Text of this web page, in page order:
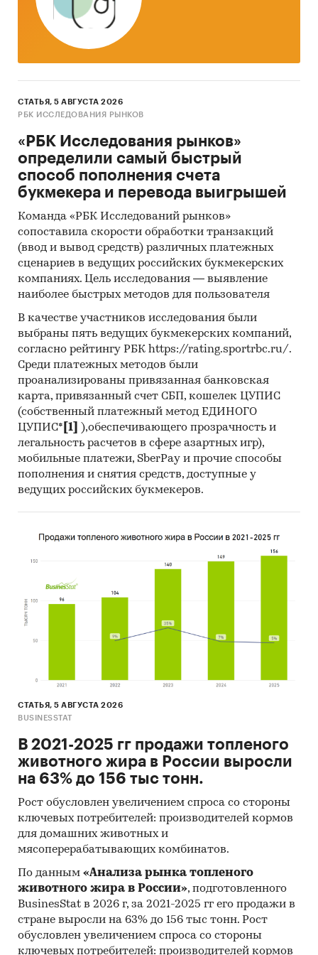
Тор-20 регионов РФ по темпу прироста к
аналогичному периоду предыдущего года.
2. Данные по потребительским ценам на
ткани хлопчатобумажные бельевые в
разрезе федеральных округов
Динамика цены в актуальном месяце по
федеральным округам, 2017-2025
Темпы прироста цены в актуальном месяце
аналогичному периоду предыдущего года
по федеральным округам, 2017-2025
Динамика средней цены по кварталам 2024-
2025 в разрезе федеральных округов
Динамика цены по месяцам 2025 года в
разрезе федеральных округов
Темпы прироста за месяц в 2025 году в
разрезе федеральных округов
3. Данные по регионам
каждого федерального округа
Розничная цена за последний доступный
месяц в динамике за 2003-2025, прирост за
последний месяц, темпы прироста к
аналогичному периоду предыдущего года
2004-2025
Потребительские цены по месяцам, 2021-
Темпы прироста цены к предыдущему
месяцу, 2025
Максимальные, минимальные, средние
значения цены по месяцам в 2024, 2025
2025 в федеральном округе
Уровень инфляции на товар (услугу)в ФО к
декабрю предыдущего года в сравнении с
общей инфляцией, 2002-2025
Инфляция на товар в ФО в сравнении с
общей инфляцией за месяц. Данные за
актуальный месяц к предыдущему месяцу,
2002-2025
Инфляция на товар в ФО в сравнении с
общей инфляцией за год. Данные за
актуальный месяц к предыдущему году,
2002-2025
Цены на товар в регионах ФО. Указаны
СТАТЬЯ, 5 АВГУСТА 2026
РБК ИССЛЕДОВАНИЯ РЫНКОВ
«РБК Исследования рынков»
определили самый быстрый
способ пополнения счета
букмекера и перевода выигрышей
Команда «РБК Исследований рынков»
сопоставила скорости обработки транзакций
(ввод и вывод средств) различных платежных
сценариев в ведущих российских букмекерских
компаниях. Цель исследования — выявление
наиболее быстрых методов для пользователя
В качестве участников исследования были
выбраны пять ведущих букмекерских компаний,
согласно рейтингу РБК https://rating.sportrbc.ru/.
Среди платежных методов были
проанализированы привязанная банковская
карта, привязанный счет СБП, кошелек ЦУПИС
(собственный платежный метод ЕДИНОГО
ЦУПИС* [1]
),обеспечивающего прозрачность и
легальность расчетов в сфере азартных игр),
мобильные платежи, SberPay и прочие способы
пополнения и снятия средств, доступные у
ведущих российских букмекеров.
СТАТЬЯ, 5 АВГУСТА 2026
BUSINESSTAT
В 2021-2025 гг продажи топленого
животного жира в России выросли
на 63% до 156 тыс тонн.
Рост обусловлен увеличением спроса со стороны
ключевых потребителей: производителей кормов
для домашних животных и
мясоперерабатывающих комбинатов.
По данным «Анализа рынка топленого
животного жира в России», подготовленного
BusinesStat в 2026 г, за 2021-2025 гг его продажи в
стране выросли на 63% до 156 тыс тонн. Рост
обусловлен увеличением спроса со стороны
ключевых потребителей: производителей кормов